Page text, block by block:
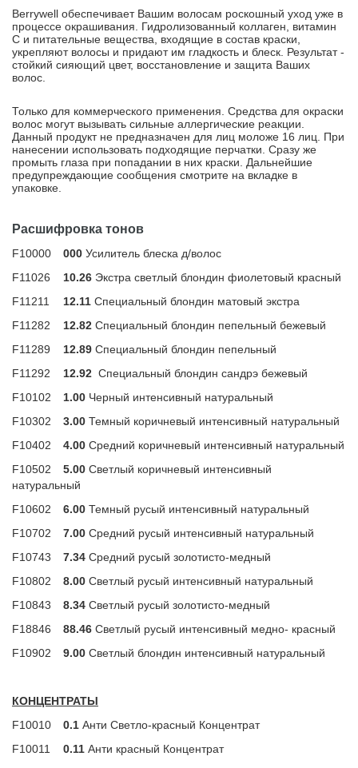
Berrywell обеспечивает Вашим волосам роскошный уход уже в
процессе окрашивания. Гидролизованный коллаген, витамин
С и питательные вещества, входящие в состав краски,
укрепляют волосы и придают им гладкость и блеск. Результат -
стойкий сияющий цвет, восстановление и защита Ваших
волос.
Только для коммерческого применения. Средства для окраски
волос могут вызывать сильные аллергические реакции.
Данный продукт не предназначен для лиц моложе 16 лиц. При
нанесении использовать подходящие перчатки. Сразу же
промыть глаза при попадании в них краски. Дальнейшие
предупреждающие сообщения смотрите на вкладке в
упаковке.
Расшифровка тонов
F10000 000 Усилитель блеска д/волос
F11026
10.26 Экстра светлый блондин фиолетовый красный
F11211
12.11 Специальный блондин матовый экстра
F11282
12.82 Специальный блондин пепельный бежевый
F11289
12.89 Специальный блондин пепельный
F11292
12.92 Специальный блондин сандрэ бежевый
F10102
1.00 Черный интенсивный натуральный
F10302
3.00 Темный коричневый интенсивный натуральный
F10402
4.00 Средний коричневый интенсивный натуральный
F10502
5.00 Светлый коричневый интенсивный
натуральный
F10602
6.00 Темный русый интенсивный натуральный
F10702
7.00 Средний русый интенсивный натуральный
F10743
7.34 Средний русый золотисто-медный
F10802
8.00 Светлый русый интенсивный натуральный
F10843
8.34 Светлый русый золотисто-медный
F18846
88.46 Светлый русый интенсивный медно- красный
F10902
9.00 Светлый блондин интенсивный натуральный
КОНЦЕНТРАТЫ
F10010
0.1 Анти Светло-красный Концентрат
F10011
0.11 Анти красный Концентрат